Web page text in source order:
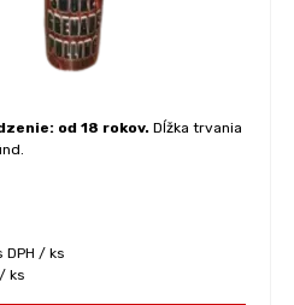
od 18 rokov. Dĺžka trvania
DPH / ks
ks